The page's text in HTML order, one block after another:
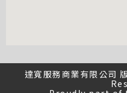
達寬服務商業有限公